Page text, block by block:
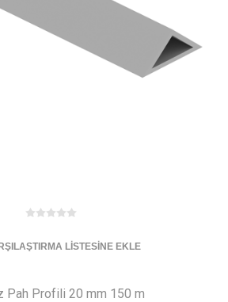
LISTESINE EKLE
Pah Profili 20 mm 150 m